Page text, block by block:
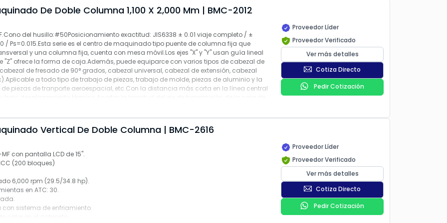
de tres colores.
para limpieza.
en inglés.
con herramientas de ajuste.
control Oi-MF.
rpm.
cerradas.
herramientas.
del husillo.
rpm.
eje Z.
de longitud de la herramienta.
con pantalla LDC DE 10.4".
I Función.
husillo.
en husillo.
calor en gabinete.
automatica en los 3 ejes.
rpm.
2,000 rpm.
De Doble Columna 1,100 X 2,000 Mm | BMC-2012
del husillo:#50Posicionamiento exactitud: JIS6338 ± 0.01 viaje completo / ±
/ Ps=0.015.Esta serie es el centro de maquinado tipo puente de columna fija que
y una columna fija, cuenta con mesa móvil.Los ejes "X" y "Y" usan guía lineal
"Z" ofrece la forma de caja.Además, puede equiparce con varios tipos de cabezal de
de fresado de 90° grados, cabezal universal, cabezal de extensión, cabezal
a todo tipo de trabajo de piezas, trabajo de molde, piezas de aluminio y la
piezas de tranporte aeroespacial, etc.Con la distancia más corta en la línea central
la vibración.El eje "Z" con dos juegos de cilindros de aceite con
de rodillo INA de alemania o la guía lineal japonesa NSK / THK.
husillo.
en husillo.
calor en gabinete.
automática en los 3 ejes.
dual.
Proveedor Líder
Proveedor Verificado
Ver más detalles
Cotiza Directo
Pedir Cotización
Vertical De Doble Columna | BMC-2616
con pantalla LCD de 15".
(200 bloques)
6,000 rpm (29.5/34.8 hp).
en ATC: 30.
con sistema de enfriamiento.
Proveedor Líder
Proveedor Verificado
Ver más detalles
Cotiza Directo
Pedir Cotización